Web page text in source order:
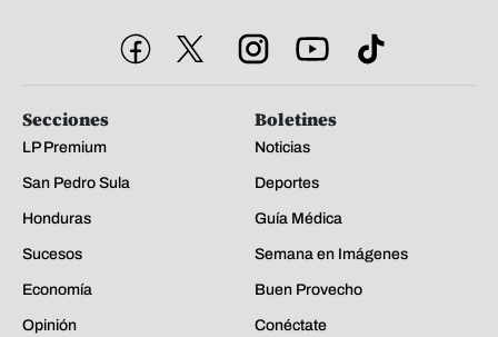
Secciones
LP Premium
San Pedro Sula
Honduras
Sucesos
Economía
Opinión
Boletines
Noticias
Deportes
Guía Médica
Semana en Imágenes
Buen Provecho
Conéctate